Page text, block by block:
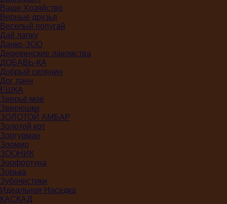
Ваше Хозяйство
Верные друзья
Веселый попугай
Дай лапку
Данко-ЗОО
Деревенские лакомства
ДОБАВЬ-КА
Добрый селянин
Дог ланч
ЕШКА
Зверьё моё
Зверюшки
ЗОЛОТОЙ АМБАР
Золотой кот
Зоогурман
Зоомир
ЗООНИК
Зоофортуна
Зорька
Зубочистики
Идеальная Наседка
КАСКАД